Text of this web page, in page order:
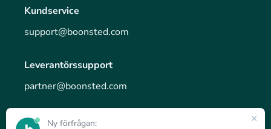
Kundservice
support@boonsted.com
Leverantörssupport
partner@boonsted.com
×
Ny förfrågan: